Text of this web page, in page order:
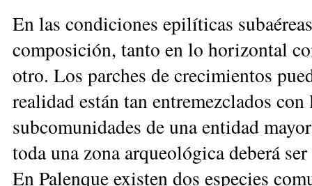
En las condiciones epilíticas
composición, tanto en lo horizontal
otro. Los parches de crecimientos
realidad están tan entremezclados
subcomunidades de una entidad
toda una zona arqueológica deberá
En Palenque existen dos especies